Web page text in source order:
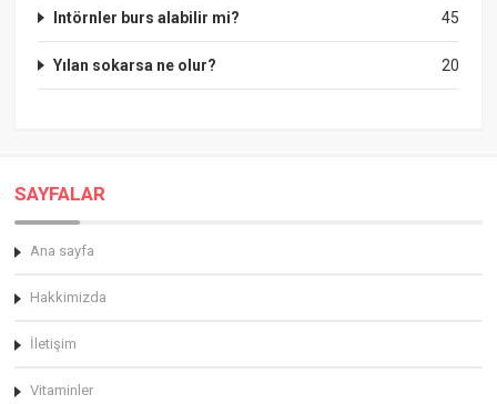
45
Intörnler burs alabilir mi?
20
Yılan sokarsa ne olur?
SAYFALAR
Ana sayfa
Hakkimizda
İletişim
Vitaminler